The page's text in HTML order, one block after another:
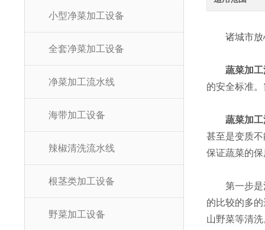
小型净菜加工设备
全套净菜加工设备
净菜加工流水线
海带加工设备
辣椒清洗流水线
根茎类加工设备
野菜加工设备
诸城市放心
蔬菜加
的安全标准
蔬菜加
甚至是变质
保证蔬菜的
第一步是清
的比较的多
山野菜等清